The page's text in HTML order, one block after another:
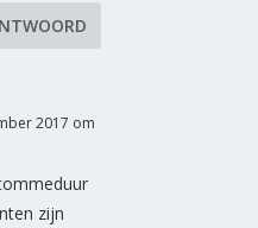
2017 om
zijn